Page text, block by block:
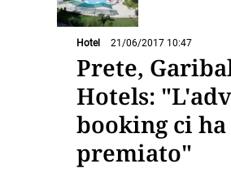
Hotel 21/06/2017 10:47
Prete,
Hotels:
booking ci ha
premiato"